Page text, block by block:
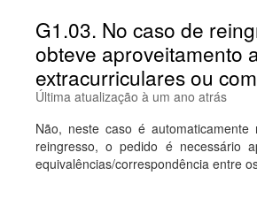
G1.03. No caso de
obteve aproveitamento
extracurriculares ou
Última atualização à um ano atrás
Não, neste caso é
reingresso, o pedido é necessário
equivalências/correspondência entre